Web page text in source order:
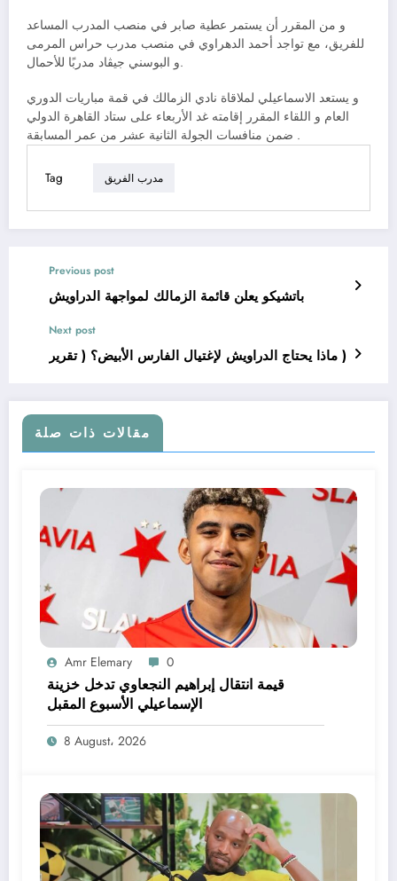
و من المقرر أن يستمر عطية صابر في منصب المدرب المساعد
للفريق، مع تواجد أحمد الدهراوي في منصب مدرب حراس المرمى
و البوسني جيڤاد مدربًا للأحمال.
و يستعد الاسماعيلي لملاقاة نادي الزمالك في قمة مباريات الدوري
العام و اللقاء المقرر إقامته غد الأربعاء على ستاد القاهرة الدولي
ضمن منافسات الجولة الثانية عشر من عمر المسابقة .
Tag مدرب الفريق
Previous post
باتشيكو يعلن قائمة الزمالك لمواجهة الدراويش
Next post
ماذا يحتاج الدراويش لإغتيال الفارس الأبيض؟ ( تقرير )
مقالات ذات صلة
Amr Elemary 0
قيمة انتقال إبراهيم النجعاوي تدخل خزينة
الإسماعيلي الأسبوع المقبل
8 August، 2026